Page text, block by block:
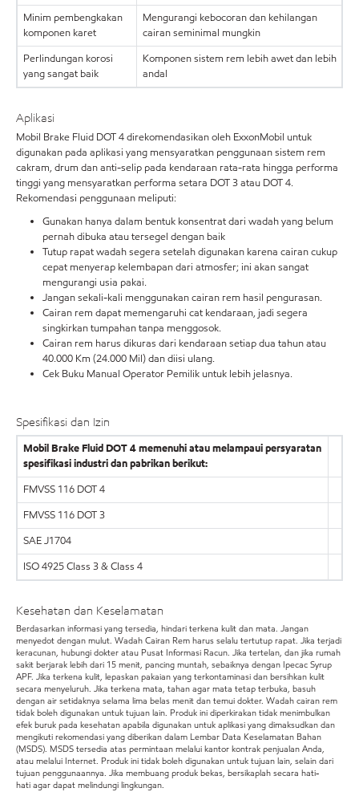
Minim pembengkakan
komponen karet
Mengurangi kebocoran dan kehilangan
cairan seminimal mungkin
Perlindungan korosi
yang sangat baik
Komponen sistem rem lebih awet dan lebih
andal
Aplikasi
Mobil Brake Fluid DOT 4 direkomendasikan oleh ExxonMobil untuk
digunakan pada aplikasi yang mensyaratkan penggunaan sistem rem
cakram, drum dan anti-selip pada kendaraan rata-rata hingga performa
tinggi yang mensyaratkan performa setara DOT 3 atau DOT 4.
Rekomendasi penggunaan meliputi:
Gunakan hanya dalam bentuk konsentrat dari wadah yang belum
pernah dibuka atau tersegel dengan baik
Tutup rapat wadah segera setelah digunakan karena cairan cukup
cepat menyerap kelembapan dari atmosfer; ini akan sangat
mengurangi usia pakai.
Jangan sekali-kali menggunakan cairan rem hasil pengurasan.
Cairan rem dapat memengaruhi cat kendaraan, jadi segera
singkirkan tumpahan tanpa menggosok.
Cairan rem harus dikuras dari kendaraan setiap dua tahun atau
40.000 Km (24.000 Mil) dan diisi ulang.
Cek Buku Manual Operator Pemilik untuk lebih jelasnya.
Spesifikasi dan Izin
Mobil Brake Fluid DOT 4 memenuhi atau melampaui persyaratan
spesifikasi industri dan pabrikan berikut:
FMVSS 116 DOT 4
FMVSS 116 DOT 3
SAE J1704
ISO 4925 Class 3 & Class 4
Kesehatan dan Keselamatan
Berdasarkan informasi yang tersedia, hindari terkena kulit dan mata. Jangan
menyedot dengan mulut. Wadah Cairan Rem harus selalu tertutup rapat. Jika terjadi
keracunan, hubungi dokter atau Pusat Informasi Racun. Jika tertelan, dan jika rumah
sakit berjarak lebih dari 15 menit, pancing muntah, sebaiknya dengan Ipecac Syrup
APF. Jika terkena kulit, lepaskan pakaian yang terkontaminasi dan bersihkan kulit
secara menyeluruh. Jika terkena mata, tahan agar mata tetap terbuka, basuh
dengan air setidaknya selama lima belas menit dan temui dokter. Wadah cairan rem
tidak boleh digunakan untuk tujuan lain. Produk ini diperkirakan tidak menimbulkan
efek buruk pada kesehatan apabila digunakan untuk aplikasi yang dimaksudkan dan
mengikuti rekomendasi yang diberikan dalam Lembar Data Keselamatan Bahan
(MSDS). MSDS tersedia atas permintaan melalui kantor kontrak penjualan Anda,
atau melalui Internet. Produk ini tidak boleh digunakan untuk tujuan lain, selain dari
tujuan penggunaannya. Jika membuang produk bekas, bersikaplah secara hati-
hati agar dapat melindungi lingkungan.